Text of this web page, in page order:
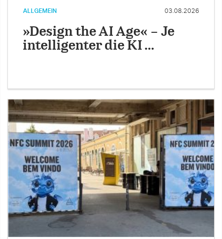
ALLGEMEIN 03.08.2026
»Design the AI Age« – Je
intelligenter die KI …